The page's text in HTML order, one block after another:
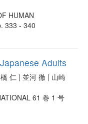
HUMAN
333 - 340
Adults
仁 | 並河 徹 | 山崎
61 巻 1 号